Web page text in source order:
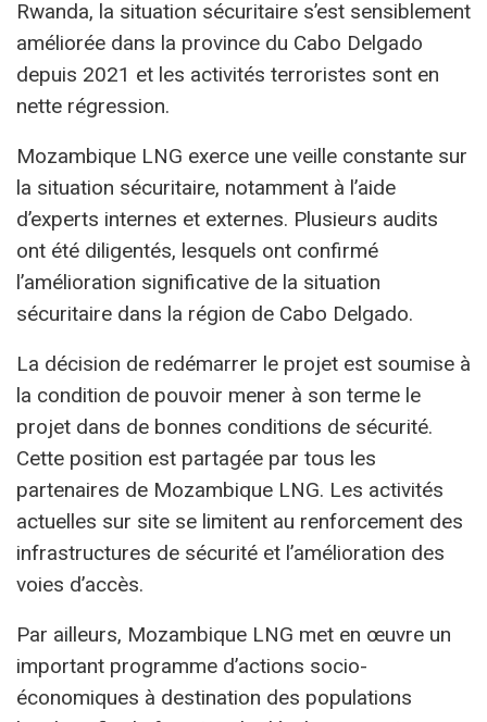
Rwanda, la situation sécuritaire s’est sensiblement
améliorée dans la province du Cabo Delgado
depuis 2021 et les activités terroristes sont en
nette régression.
Mozambique LNG exerce une veille constante sur
la situation sécuritaire, notamment à l’aide
d’experts internes et externes. Plusieurs audits
ont été diligentés, lesquels ont confirmé
l’amélioration significative de la situation
sécuritaire dans la région de Cabo Delgado.
La décision de redémarrer le projet est soumise à
la condition de pouvoir mener à son terme le
projet dans de bonnes conditions de sécurité.
Cette position est partagée par tous les
partenaires de Mozambique LNG. Les activités
actuelles sur site se limitent au renforcement des
infrastructures de sécurité et l’amélioration des
voies d’accès.
Par ailleurs, Mozambique LNG met en œuvre un
important programme d’actions socio-
économiques à destination des populations